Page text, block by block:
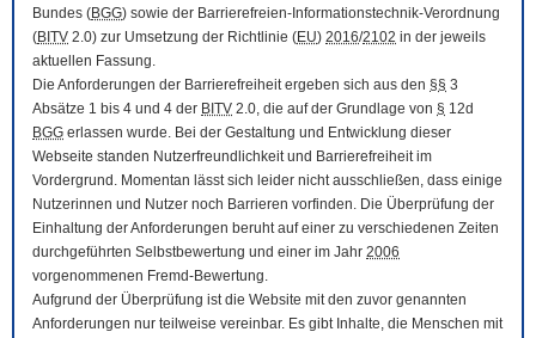
Bundes (BGG) sowie der Barrierefreien-Informationstechnik-Verordnung
(BITV 2.0) zur Umsetzung der Richtlinie (EU) 2016/2102 in der jeweils
aktuellen Fassung.
Die Anforderungen der Barrierefreiheit ergeben sich aus den §§ 3
Absätze 1 bis 4 und 4 der BITV 2.0, die auf der Grundlage von § 12d
BGG erlassen wurde. Bei der Gestaltung und Entwicklung dieser
Webseite standen Nutzerfreundlichkeit und Barrierefreiheit im
Vordergrund. Momentan lässt sich leider nicht ausschließen, dass einige
Nutzerinnen und Nutzer noch Barrieren vorfinden. Die Überprüfung der
Einhaltung der Anforderungen beruht auf einer zu verschiedenen Zeiten
durchgeführten Selbstbewertung und einer im Jahr 2006
vorgenommenen Fremd-Bewertung.
Aufgrund der Überprüfung ist die Website mit den zuvor genannten
Anforderungen nur teilweise vereinbar. Es gibt Inhalte, die Menschen mit